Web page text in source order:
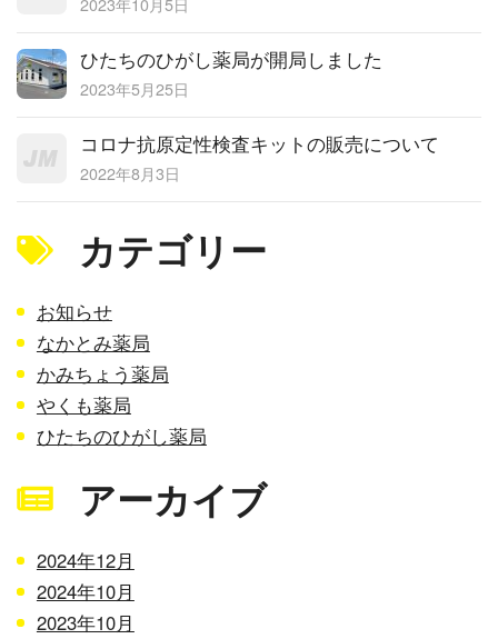
ひたちのひがし薬局が開局しました
2023年5月25日
コロナ抗原定性検査キットの販売について
2022年8月3日
カテゴリー
お知らせ
なかとみ薬局
かみちょう薬局
やくも薬局
ひたちのひがし薬局
アーカイブ
2024年12月
2024年10月
2023年10月